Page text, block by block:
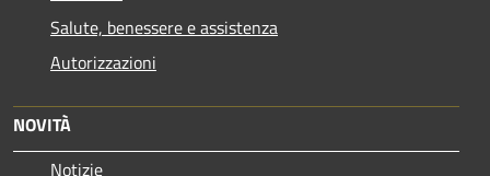
Salute, benessere e assistenza
Autorizzazioni
NOVITÀ
Notizie